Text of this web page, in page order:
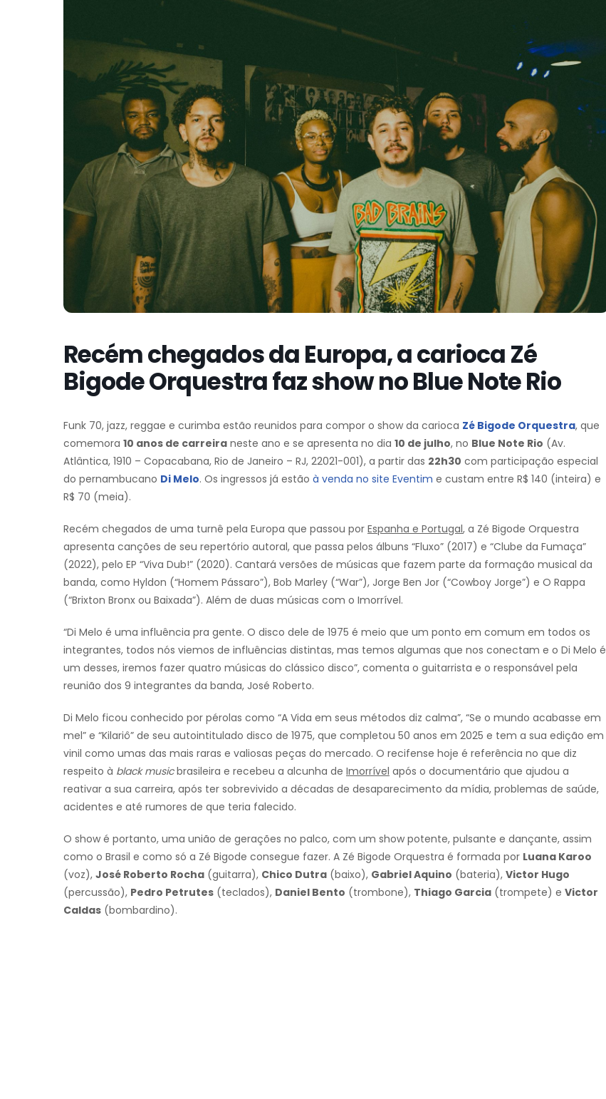
Recém chegados da Europa, a carioca Zé
Bigode Orquestra faz show no Blue Note Rio
Funk 70, jazz, reggae e curimba estão reunidos para compor o show da carioca Zé Bigode Orquestra, que
comemora 10 anos de carreira neste ano e se apresenta no dia 10 de julho, no Blue Note Rio (Av.
Atlântica, 1910 – Copacabana, Rio de Janeiro – RJ, 22021-001), a partir das 22h30 com participação especial
do pernambucano Di Melo. Os ingressos já estão à venda no site Eventim e custam entre R$ 140 (inteira) e
R$ 70 (meia).
Recém chegados de uma turnê pela Europa que passou por Espanha e Portugal, a Zé Bigode Orquestra
apresenta canções de seu repertório autoral, que passa pelos álbuns “Fluxo” (2017) e “Clube da Fumaça”
(2022), pelo EP “Viva Dub!” (2020). Cantará versões de músicas que fazem parte da formação musical da
banda, como Hyldon (“Homem Pássaro”), Bob Marley (“War”), Jorge Ben Jor (“Cowboy Jorge”) e O Rappa
(“Brixton Bronx ou Baixada”). Além de duas músicas com o Imorrível.
“Di Melo é uma influência pra gente. O disco dele de 1975 é meio que um ponto em comum em todos os
integrantes, todos nós viemos de influências distintas, mas temos algumas que nos conectam e o Di Melo é
um desses, iremos fazer quatro músicas do clássico disco”, comenta o guitarrista e o responsável pela
reunião dos 9 integrantes da banda, José Roberto.
Di Melo ficou conhecido por pérolas como “A Vida em seus métodos diz calma”, “Se o mundo acabasse em
mel” e “Kilariô” de seu autointitulado disco de 1975, que completou 50 anos em 2025 e tem a sua edição em
vinil como umas das mais raras e valiosas peças do mercado. O recifense hoje é referência no que diz
respeito à black musicbrasileira e recebeu a alcunha de Imorrível após o documentário que ajudou a
reativar a sua carreira, após ter sobrevivido a décadas de desaparecimento da mídia, problemas de saúde,
acidentes e até rumores de que teria falecido.
O show é portanto, uma união de gerações no palco, com um show potente, pulsante e dançante, assim
como o Brasil e como só a Zé Bigode consegue fazer. A Zé Bigode Orquestra é formada por Luana Karoo
(voz), José Roberto Rocha (guitarra), Chico Dutra (baixo), Gabriel Aquino (bateria), Victor Hugo
(percussão), Pedro Petrutes (teclados), Daniel Bento (trombone), Thiago Garcia (trompete) e Victor
Caldas (bombardino).